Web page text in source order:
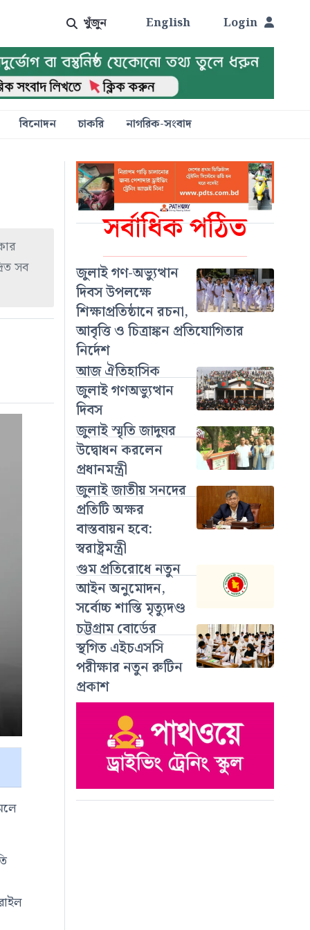
খুঁজুন English Login
বিনোদন চাকরি নাগরিক-সংবাদ
সর্বাধিক পঠিত
জুলাই গণ-অভ্যুত্থান
দিবস উপলক্ষে
শিক্ষাপ্রতিষ্ঠানে রচনা,
আবৃত্তি ও চিত্রাঙ্কন প্রতিযোগিতার
নির্দেশ
আজ ঐতিহাসিক
জুলাই গণঅভ্যুত্থান
দিবস
জুলাই স্মৃতি জাদুঘর
উদ্বোধন করলেন
প্রধানমন্ত্রী
জুলাই জাতীয় সনদের
প্রতিটি অক্ষর
বাস্তবায়ন হবে:
স্বরাষ্ট্রমন্ত্রী
গুম প্রতিরোধে নতুন
আইন অনুমোদন,
সর্বোচ্চ শাস্তি মৃত্যুদণ্ড
চট্টগ্রাম বোর্ডের
স্থগিত এইচএসসি
পরীক্ষার নতুন রুটিন
প্রকাশ
সব